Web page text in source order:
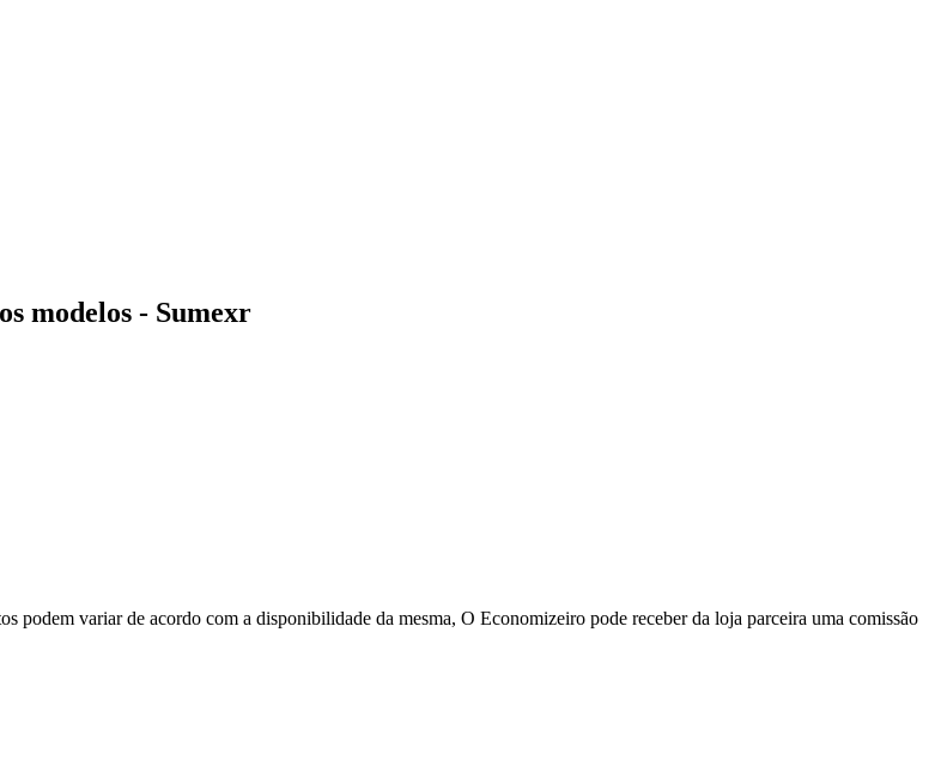
modelos - Sumexr
podem variar de acordo com a disponibilidade da mesma, O Economizeiro pode receber da loja parceira uma comissão